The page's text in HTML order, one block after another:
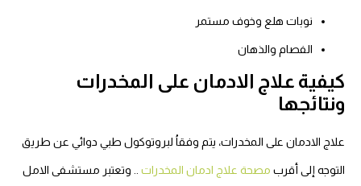
نوبات هلع وخوف مستمر
الفصام والذهان
كيفية علاج الادمان على المخدرات
ونتائجها
علاج الادمان على المخدرات، يتم وفقاُ لبروتوكول طبي دوائي عن طريق
التوجه إلى أقربمصحة علاج ادمان المخدرات.. وتعتبر مستشفى الامل